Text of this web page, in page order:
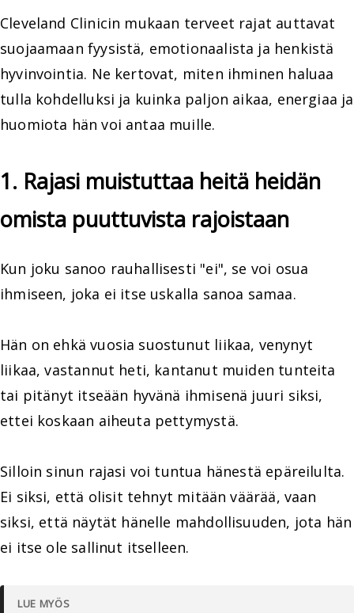
Cleveland Clinicin mukaan terveet rajat auttavat
suojaamaan fyysistä, emotionaalista ja henkistä
hyvinvointia. Ne kertovat, miten ihminen haluaa
tulla kohdelluksi ja kuinka paljon aikaa, energiaa ja
huomiota hän voi antaa muille.
1. Rajasi muistuttaa heitä heidän
omista puuttuvista rajoistaan
Kun joku sanoo rauhallisesti "ei", se voi osua
ihmiseen, joka ei itse uskalla sanoa samaa.
Hän on ehkä vuosia suostunut liikaa, venynyt
liikaa, vastannut heti, kantanut muiden tunteita
tai pitänyt itseään hyvänä ihmisenä juuri siksi,
ettei koskaan aiheuta pettymystä.
Silloin sinun rajasi voi tuntua hänestä epäreilulta.
Ei siksi, että olisit tehnyt mitään väärää, vaan
siksi, että näytät hänelle mahdollisuuden, jota hän
ei itse ole sallinut itselleen.
LUE MYÖS